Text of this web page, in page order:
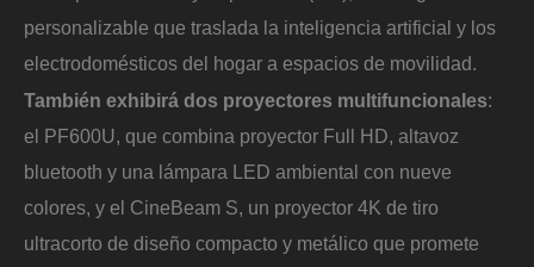
personalizable que traslada la inteligencia artificial y los
electrodomésticos del hogar a espacios de movilidad.
También exhibirá dos proyectores multifuncionales:
el PF600U, que combina proyector Full HD, altavoz
bluetooth y una lámpara LED ambiental con nueve
colores, y el CineBeam S, un proyector 4K de tiro
ultracorto de diseño compacto y metálico que promete